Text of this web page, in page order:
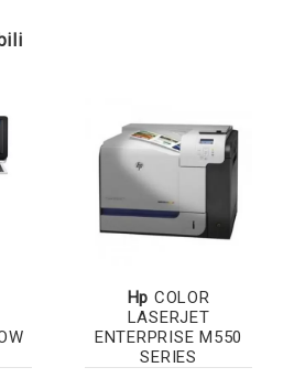
Hp COLOR
LASERJET
ENTERPRISE M550
SERIES